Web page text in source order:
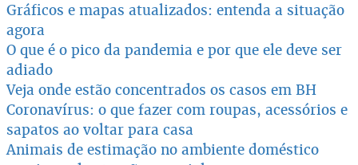
Gráficos e mapas atualizados: entenda a situação
agora
O que é o pico da pandemia e por que ele deve ser
adiado
Veja onde estão concentrados os casos em BH
Coronavírus: o que fazer com roupas, acessórios e
sapatos ao voltar para casa
Animais de estimação no ambiente doméstico